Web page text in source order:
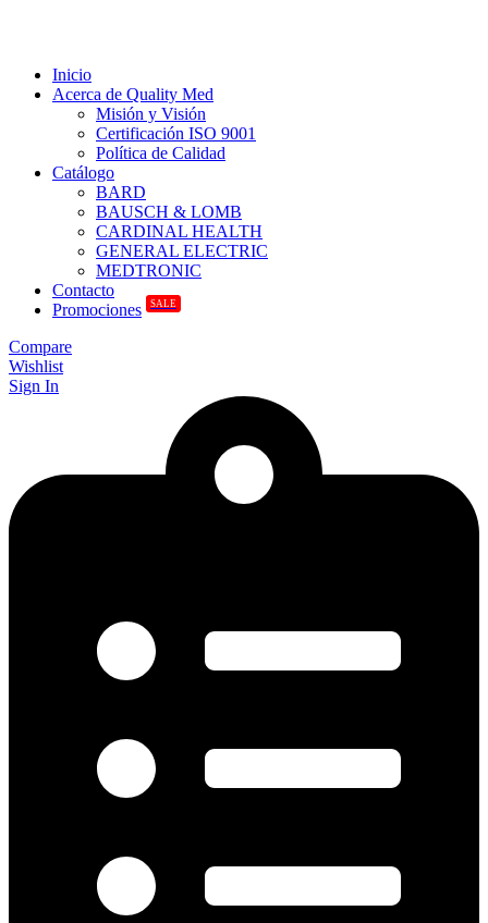
Inicio
Acerca de Quality Med
Misión y Visión
Certificación ISO 9001
Política de Calidad
Catálogo
BARD
BAUSCH & LOMB
CARDINAL HEALTH
GENERAL ELECTRIC
MEDTRONIC
Contacto
Promociones
SALE
Compare
Wishlist
Sign In